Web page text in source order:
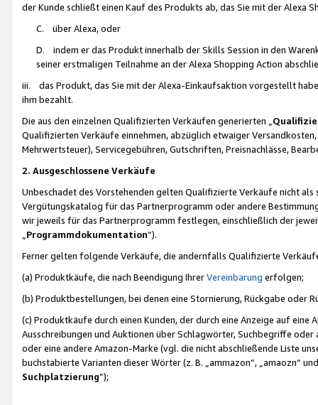
der Kunde schließt einen Kauf des Produkts ab, das Sie mit der Alexa
C. über Alexa, oder
D. indem er das Produkt innerhalb der Skills Session in den
seiner erstmaligen Teilnahme an der Alexa Shopping Action
iii. das Produkt, das Sie mit der Alexa-Einkaufsaktion vorgestellt
ihm bezahlt.
Die aus den einzelnen Qualifizierten Verkäufen generierten „
Qualifizierten Verkäufe einnehmen, abzüglich etwaiger
Mehrwertsteuer), Servicegebühren, Gutschriften, Preisnachlässe,
2. Ausgeschlossene Verkäufe
Unbeschadet des Vorstehenden gelten Qualifizierte Verkäufe nicht
Vergütungskatalog für das Partnerprogramm oder andere
wir jeweils für das Partnerprogramm festlegen, einschließlich der
Programmdokumentation“).
Ferner gelten folgende Verkäufe, die andernfalls Qualifizierte
(a) Produktkäufe, die nach Beendigung IhrerVereinbarung erfolgen;
(b) Produktbestellungen, bei denen eine Stornierung, Rückgabe oder
(c) Produktkäufe durch einen Kunden, der durch eine Anzeige auf
Ausschreibungen und Auktionen über Schlagwörter, Suchbegriffe
oder eine andere Amazon-Marke (vgl. die nicht abschließende Liste
buchstabierte Varianten dieser Wörter (z. B. „ammazon“, „amaozn“
Suchplatzierung”);